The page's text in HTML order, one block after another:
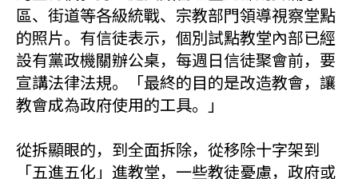
區、街道等各級統戰、宗教部門領導視察堂點
的照片。有信徒表示，個別試點教堂內部已經
設有黨政機關辦公桌，每週日信徒聚會前，要
宣講法律法規。「最終的目的是改造教會，讓
教會成為政府使用的工具。」
從拆顯眼的，到全面拆除，從移除十字架到
「五進五化」進教堂，一些教徒憂慮，政府或